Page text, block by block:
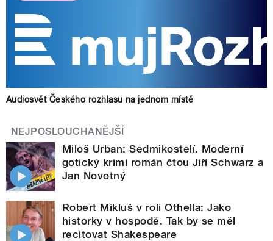
Audiosvět Českého rozhlasu na jednom místě
NEJPOSLOUCHANĚJŠÍ
Miloš Urban: Sedmikostelí. Moderní
gotický krimi román čtou Jiří Schwarz a
Jan Novotný
Robert Mikluš v roli Othella: Jako
historky v hospodě. Tak by se měl
recitovat Shakespeare